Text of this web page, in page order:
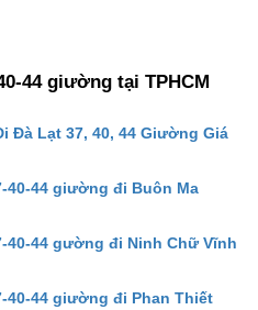
44 giường tại TPHCM
Đà Lạt 37, 40, 44 Giường Giá
40-44 giường đi Buôn Ma
44 gường đi Ninh Chữ Vĩnh
40-44 giường đi Phan Thiết